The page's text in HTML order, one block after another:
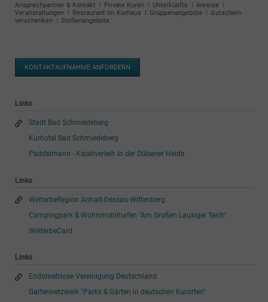
Navigation
überspringen
Ansprechpartner & Kontakt Private Kuren Unterkünfte
Anreise
Veranstaltungen
Restaurant im Kurhaus Gruppenangebote
Gutschein
verschenken
Stellenangebote
KONTAKTAUFNAHME ANFORDERN
Links
Stadt Bad Schmiedeberg
Kurhotel Bad Schmiedeberg
Paddelmann - Kajakverleih in der Dübener Heide
Links
WelterbeRegion Anhalt-Dessau-Wittenberg
Campingpark & Wohnmobilhafen "Am Großen Lausiger Teich"
WelterbeCard
Links
Endometriose Vereinigung Deutschland
Gartennetzwerk "Parks & Gärten in deutschen Kurorten"